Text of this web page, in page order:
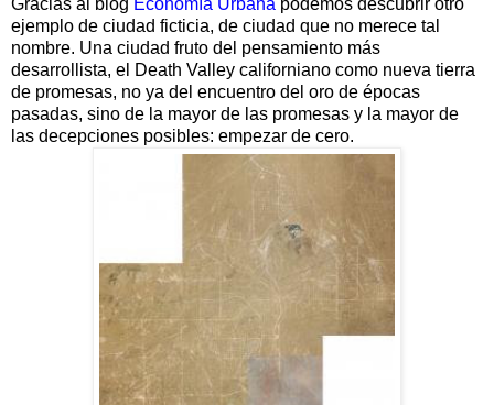
ejemplo de ciudad ficticia, de ciudad que no merece tal
nombre. Una ciudad fruto del pensamiento más
desarrollista, el Death Valley californiano como nueva tierra
de promesas, no ya del encuentro del oro de épocas
pasadas, sino de la mayor de las promesas y la mayor de
las decepciones posibles: empezar de cero.